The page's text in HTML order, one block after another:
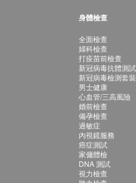
身體檢查
全面檢查
婦科檢查
打疫苗前檢查
新冠病毒抗體測試
新冠病毒檢測套裝
男士健康
心血管/三高風險
婚前檢查
備孕檢查
過敏症
內視鏡服務
癌症測試
家傭體檢
DNA 測試
視力檢查